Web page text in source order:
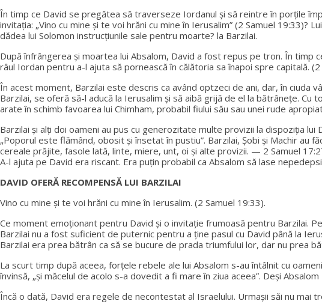
În timp ce David se pregătea să traverseze Iordanul și să reintre în porțile
invitația: „Vino cu mine și te voi hrăni cu mine în Ierusalim” (2 Samuel
dădea lui Solomon instrucțiunile sale pentru moarte? la Barzilai.
După înfrângerea și moartea lui Absalom, David a fost repus pe tron. În timp
râul Iordan pentru a-l ajuta să pornească în călătoria sa înapoi spre capitală.
În acest moment, Barzilai este descris ca având optzeci de ani, dar, în ciuda
Barzilai, se oferă să-l aducă la Ierusalim și să aibă grijă de el la bătrânețe.
arate în schimb favoarea lui Chimham, probabil fiului său sau unei rude
Barzilai și alți doi oameni au pus cu generozitate multe provizii la dispoziția
„Poporul este flămând, obosit și însetat în pustiu”. Barzilai, Șobi și Machir
cereale prăjite, fasole lată, linte, miere, unt, oi și alte provizii. — 2 Samuel
A-l ajuta pe David era riscant. Era puțin probabil ca Absalom să lase
DAVID OFERĂ RECOMPENSĂ LUI BARZILAI
Vino cu mine și te voi hrăni cu mine în Ierusalim. (2 Samuel 19:33).
Ce moment emoționant pentru David și o invitație frumoasă pentru Barzilai.
Barzilai nu a fost suficient de puternic pentru a ține pasul cu David până la
Barzilai era prea bătrân ca să se bucure de prada triumfului lor, dar nu prea
La scurt timp după aceea, forțele rebele ale lui Absalom s-au întâlnit cu
învinsă, „și măcelul de acolo s-a dovedit a fi mare în ziua aceea”. Deși
Încă o dată, David era regele de necontestat al Israelului. Urmașii săi nu mai